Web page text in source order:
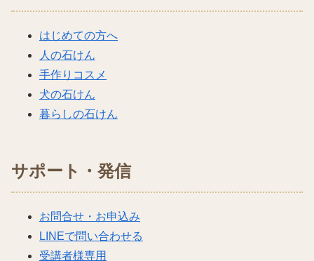
はじめての方へ
人の石けん
手作りコスメ
犬の石けん
暮らしの石けん
サポート・発信
お問合せ・お申込み
LINEで問い合わせる
受講者様専用